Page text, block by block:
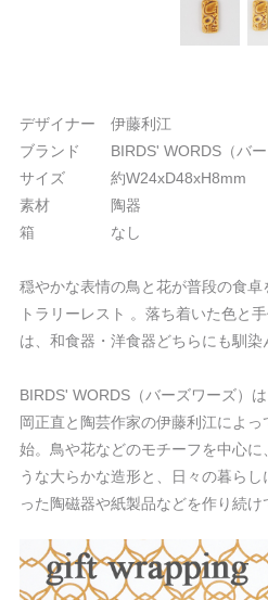
デザイナー 伊藤利江
ブランド BIRDS' WORDS（バー
サイズ 約W24xD48xH8mm
素材 陶器
箱 なし
穏やかな表情の鳥と花が普段の食
トラリーレスト 。落ち着いた色と
は、和食器・洋食器どちらにも馴染
BIRDS' WORDS（バーズワーズ）
岡正直と陶芸作家の伊藤利江によ
始。鳥や花などのモチーフを中心
うな大らかな造形と、日々の暮ら
った陶磁器や紙製品などを作り続け